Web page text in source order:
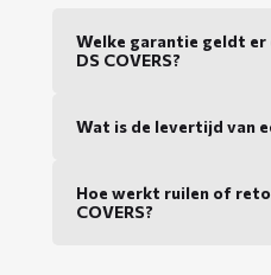
Welke garantie geldt
DS COVERS?
Wat is de levertijd van
Hoe werkt ruilen of
COVERS?